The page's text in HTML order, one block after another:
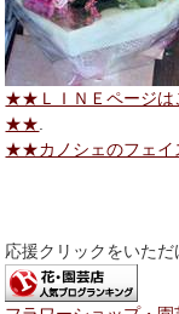
★★ＬＩＮＥページは
★★.
★★カノシェのフェ
応援クリックをいた